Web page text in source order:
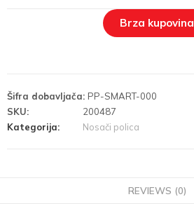
Brza kupovina
Šifra dobavljača: PP-SMART-000
SKU:
200487
Kategorija:
Nosači polica
REVIEWS (0)